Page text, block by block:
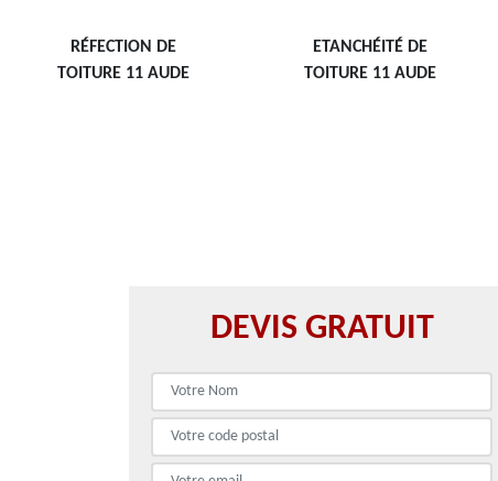
RÉFECTION DE
TOITURE 11 AUDE
ETANCHÉITÉ DE
TOITURE 11 AUDE
DEVIS GRATUIT